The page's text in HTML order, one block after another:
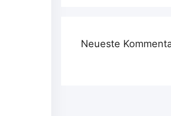
Neueste